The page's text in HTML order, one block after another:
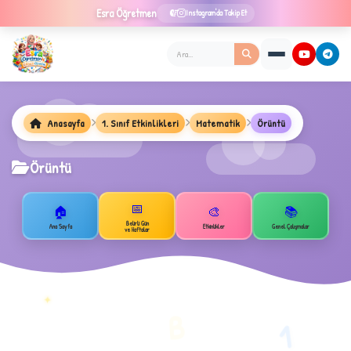
Esra Öğretmen Instagram'da Takip Et
✦
★
Anasayfa 1. Sınıf Etkinlikleri Matematik Örüntü
Örüntü
🏠
Ana Sayfa
📅
Belirli Gün
ve Haftalar
🎨
Etkinlikler
📚
Genel Çalışmalar